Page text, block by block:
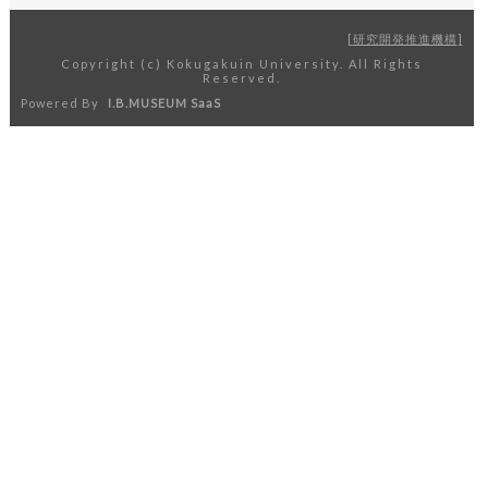
研究開発推進機構
Copyright (c) Kokugakuin University. All Rights
Reserved.
Powered By
I.B.MUSEUM SaaS